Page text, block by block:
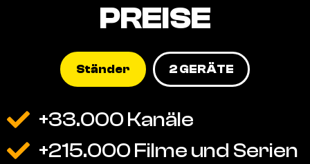
PREISE
Ständer 2 GERÄTE
+33.000 Kanäle
+215.000 Filme und Serien